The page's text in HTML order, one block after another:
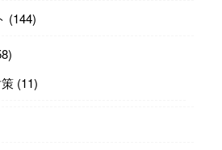
(144)
(11)